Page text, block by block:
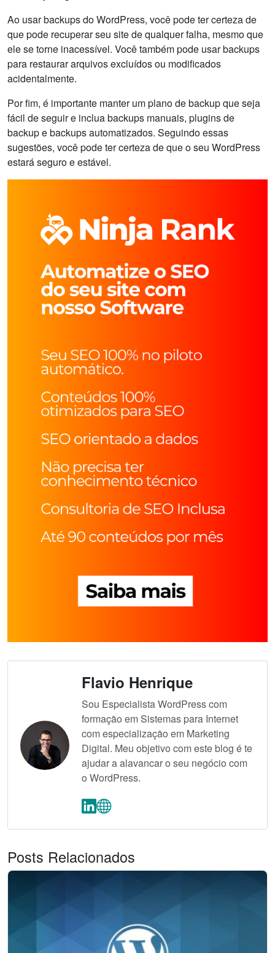
Ao usar backups do WordPress, você pode ter certeza de
que pode recuperar seu site de qualquer falha, mesmo que
ele se torne inacessível. Você também pode usar backups
para restaurar arquivos excluídos ou modificados
acidentalmente.
Por fim, é importante manter um plano de backup que seja
fácil de seguir e inclua backups manuais, plugins de
backup e backups automatizados. Seguindo essas
sugestões, você pode ter certeza de que o seu WordPress
estará seguro e estável.
Flavio Henrique
Sou Especialista WordPress com
formação em Sistemas para Internet
com especialização em Marketing
Digital. Meu objetivo com este blog é te
ajudar a alavancar o seu negócio com
o WordPress.
Posts Relacionados